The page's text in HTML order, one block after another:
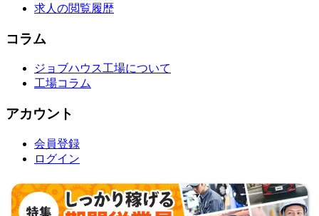
求人の閲覧履歴
コラム
ジョブハウス工場について
工場コラム
アカウント
会員登録
ログイン